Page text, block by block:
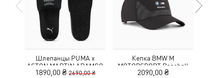
Шлепанцы PUMA x
ASTON MARTIN ARAMCO
F1® TEAM Leadcat
1890,00 ₴ 2690,00 ₴
Кепка BMW M
MOTORSPORT Baseball
Cap
2090,00 ₴